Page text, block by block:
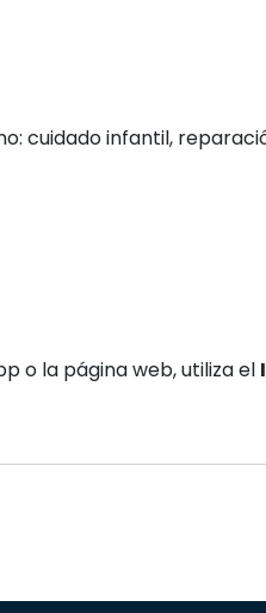
cuidado infantil,
o la página web, utiliza el